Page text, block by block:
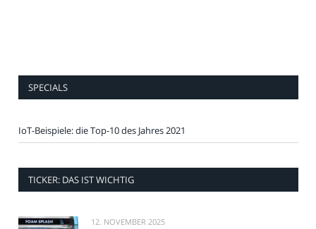
SPECIALS
IoT-Beispiele: die Top-10 des Jahres 2021
TICKER: DAS IST WICHTIG
12. NOVEMBER 2025